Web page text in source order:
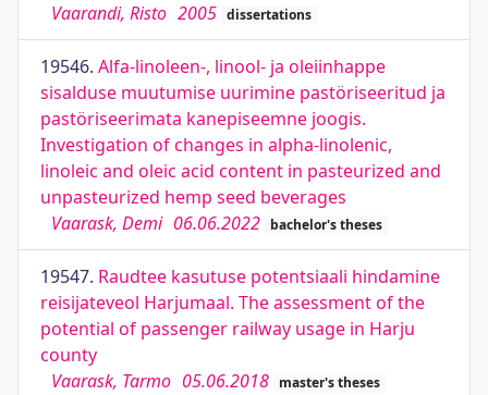
Vaarandi, Risto 2005 dissertations
19546. Alfa-linoleen-, linool- ja oleiinhappe
sisalduse muutumise uurimine pastöriseeritud ja
pastöriseerimata kanepiseemne joogis.
Investigation of changes in alpha-linolenic,
linoleic and oleic acid content in pasteurized and
unpasteurized hemp seed beverages
Vaarask, Demi 06.06.2022 bachelor's theses
19547. Raudtee kasutuse potentsiaali hindamine
reisijateveol Harjumaal. The assessment of the
potential of passenger railway usage in Harju
county
Vaarask, Tarmo 05.06.2018 master's theses